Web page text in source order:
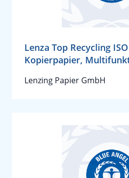
Lenza Top Recycling
Kopierpapier,
Lenzing Papier GmbH